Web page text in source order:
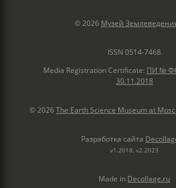
© 2026 Музей
ISSN 0514-7468
Media Registration Certificate: ПИ №
30.11.2018
© 2026 The Earth Science Museum at
Разработка сайта
v1.2018, v2.2023
Made in Decollage.ru